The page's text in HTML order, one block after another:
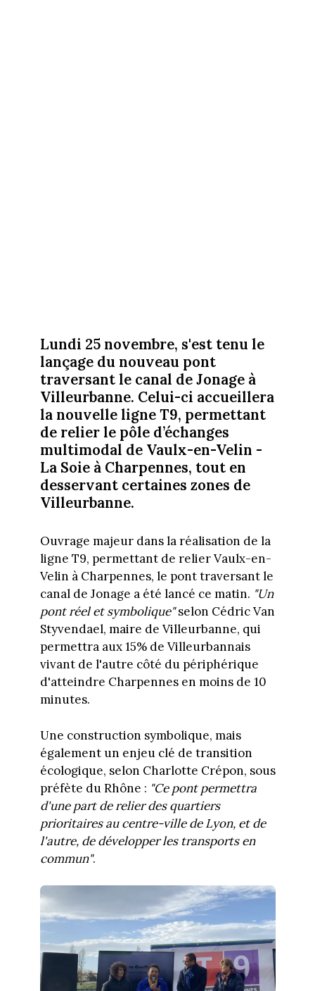
Lundi 25 novembre, s'est tenu le
lançage du nouveau pont
traversant le canal de Jonage à
Villeurbanne. Celui-ci accueillera
la nouvelle ligne T9, permettant
de relier le pôle d’échanges
multimodal de Vaulx-en-Velin -
La Soie à Charpennes, tout en
desservant certaines zones de
Villeurbanne.
Ouvrage majeur dans la réalisation de la
ligne T9, permettant de relier Vaulx-en-
Velin à Charpennes, le pont traversant le
canal de Jonage a été lancé ce matin. "Un
pont réel et symbolique"selon Cédric Van
Styvendael, maire de Villeurbanne, qui
permettra aux 15% de Villeurbannais
vivant de l'autre côté du périphérique
d'atteindre Charpennes en moins de 10
minutes.
Une construction symbolique, mais
également un enjeu clé de transition
écologique, selon Charlotte Crépon, sous
préfète du Rhône : "Ce pont permettra
d'une part de relier des quartiers
prioritaires au centre-ville de Lyon, et de
l'autre, de développer les transports en
commun".